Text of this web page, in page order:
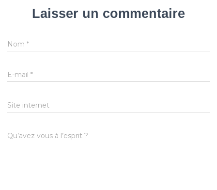
Laisser un commentaire
Nom *
E-mail *
Site internet
Qu’avez vous à l’esprit ?